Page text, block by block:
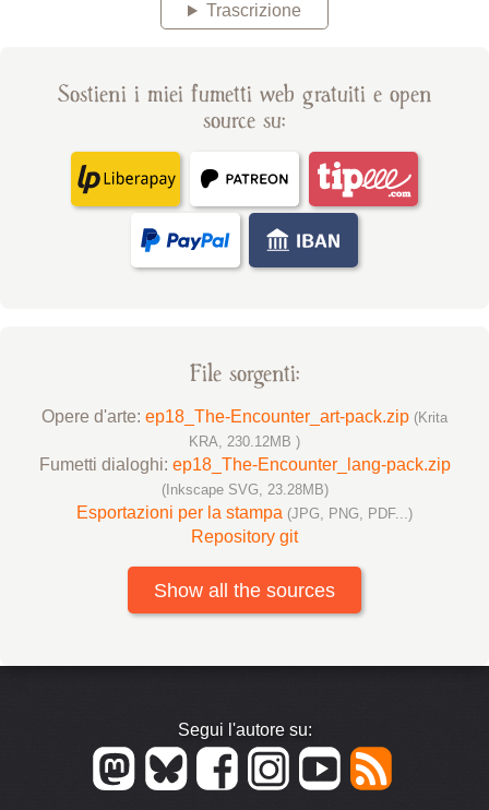
Trascrizione
Sostieni i miei fumetti web gratuiti e open
source su:
File sorgenti:
Opere d'arte: ep18_The-Encounter_art-pack.zip (Krita
KRA, 230.12MB )
Fumetti dialoghi: ep18_The-Encounter_lang-pack.zip
(Inkscape SVG, 23.28MB)
Esportazioni per la stampa (JPG, PNG, PDF...)
Repository git
Show all the sources
Segui l'autore su: